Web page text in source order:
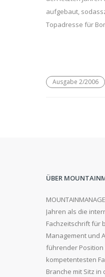
aufgebaut,
Topadresse für
Ausgabe 2/2006
ÜBER
Jahren als die
Fachzeitschrift für
Management und
führender Position
kompetentesten
Branche mit Sitz